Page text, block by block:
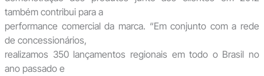
também contribui para a
performance comercial da marca. “Em conjunto com a rede
de concessionários,
realizamos 350 lançamentos regionais em todo o Brasil no
ano passado e